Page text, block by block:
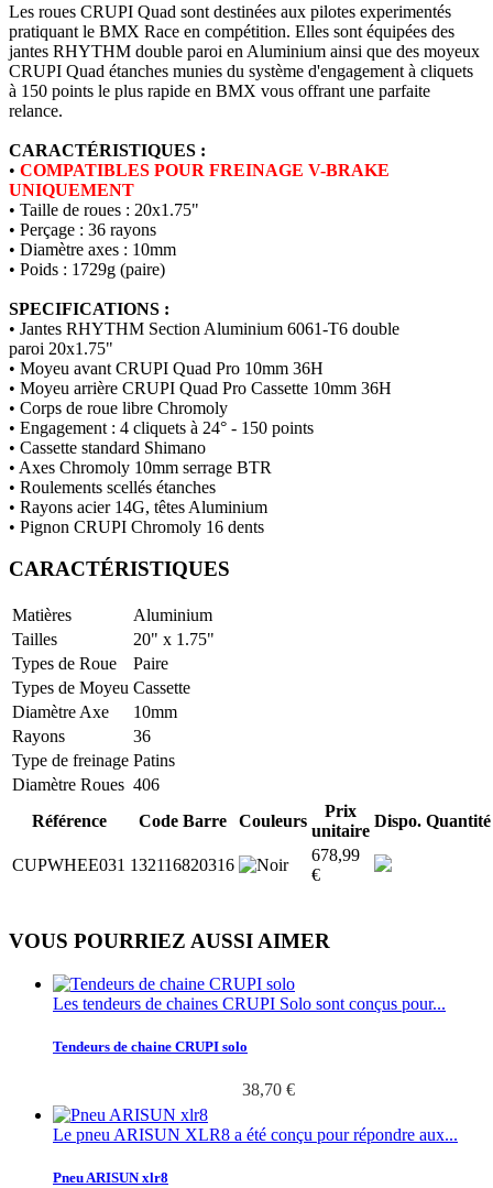
Les roues CRUPI Quad sont destinées aux pilotes experimentés
pratiquant le BMX Race en compétition. Elles sont équipées des
jantes RHYTHM double paroi en Aluminium ainsi que des moyeux
CRUPI Quad étanches munies du système d'engagement à cliquets
à 150 points le plus rapide en BMX vous offrant une parfaite
relance.
CARACTÉRISTIQUES :
• COMPATIBLES POUR FREINAGE V-BRAKE
UNIQUEMENT
• Taille de roues : 20x1.75"
• Perçage : 36 rayons
• Diamètre axes : 10mm
• Poids : 1729g (paire)
SPECIFICATIONS :
• Jantes RHYTHM Section Aluminium 6061-T6 double
paroi 20x1.75"
• Moyeu avant CRUPI Quad Pro 10mm 36H
• Moyeu arrière CRUPI Quad Pro Cassette 10mm 36H
• Corps de roue libre Chromoly
• Engagement : 4 cliquets à 24° - 150 points
• Cassette standard Shimano
• Axes Chromoly 10mm serrage BTR
• Roulements scellés étanches
• Rayons acier 14G, têtes Aluminium
• Pignon CRUPI Chromoly 16 dents
CARACTÉRISTIQUES
Matières
Aluminium
Tailles
20" x 1.75"
Types de Roue
Paire
Types de Moyeu Cassette
Diamètre Axe
10mm
Rayons
36
Type de freinage Patins
Diamètre Roues 406
Référence
Code Barre Couleurs
Prix
unitaire
Dispo. Quantité
CUPWHEE031 132116820316
678,99
€
VOUS POURRIEZ AUSSI AIMER
Les tendeurs de chaines CRUPI Solo sont conçus pour...
Tendeurs de chaine CRUPI solo
38,70 €
Le pneu ARISUN XLR8 a été conçu pour répondre aux...
Pneu ARISUN xlr8